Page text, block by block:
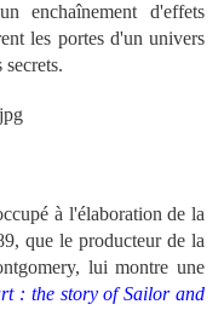
enchaînement d'effets
les portes d'un univers
à l'élaboration de la
que le producteur de la
lui montre une
: the story of Sailor and